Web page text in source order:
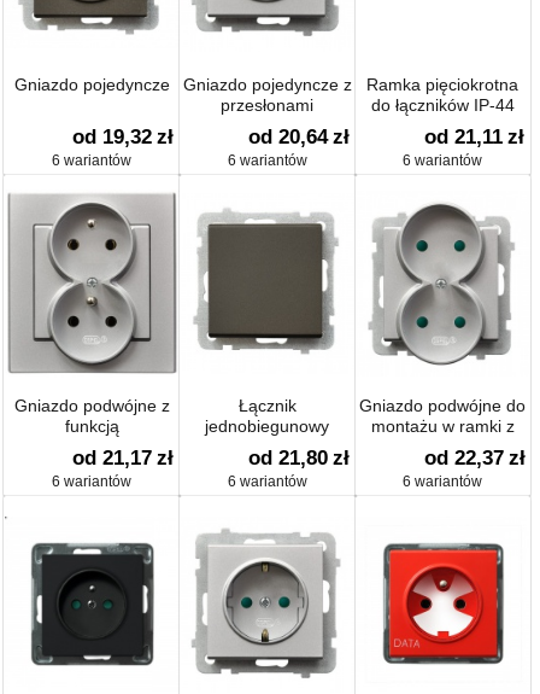
Gniazdo pojedyncze
od 19,32 zł
6 wariantów
Gniazdo pojedyncze z
przesłonami
od 20,64 zł
6 wariantów
Ramka pięciokrotna
do łączników IP-44
od 21,11 zł
6 wariantów
Gniazdo podwójne z
funkcją
niezamienności faz
od 21,17 zł
6 wariantów
Łącznik
jednobiegunowy
od 21,80 zł
6 wariantów
Gniazdo podwójne do
montażu w ramki z
przesłonami
od 22,37 zł
6 wariantów